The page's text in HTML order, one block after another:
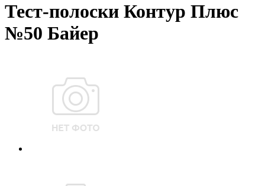
Тест-полоски Контур Плюс
№50 Байер